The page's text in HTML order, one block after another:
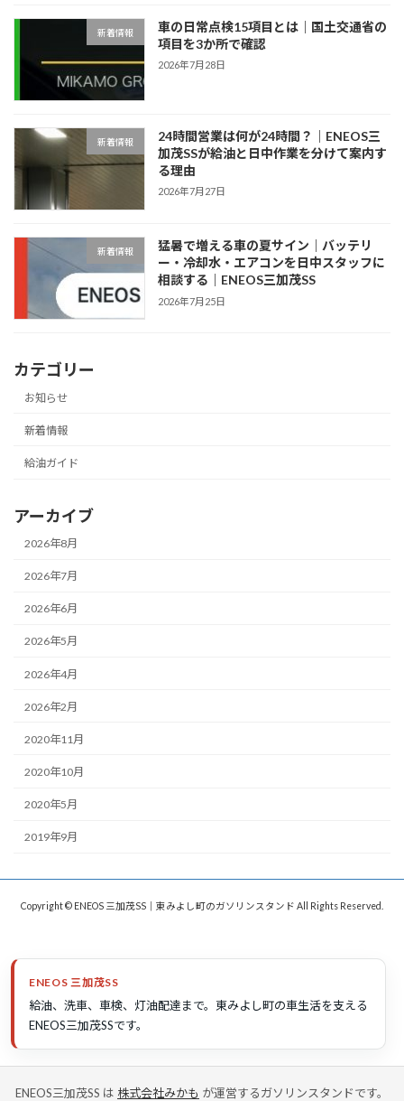
新着情報
車の日常点検15項目とは｜国土交通省の
項目を3か所で確認
2026年7月28日
新着情報
24時間営業は何が24時間？｜ENEOS三
加茂SSが給油と日中作業を分けて案内す
る理由
2026年7月27日
新着情報
猛暑で増える車の夏サイン｜バッテリ
ー・冷却水・エアコンを日中スタッフに
相談する｜ENEOS三加茂SS
2026年7月25日
カテゴリー
お知らせ
新着情報
給油ガイド
アーカイブ
2026年8月
2026年7月
2026年6月
2026年5月
2026年4月
2026年2月
2020年11月
2020年10月
2020年5月
2019年9月
Copyright © ENEOS 三加茂SS｜東みよし町のガソリンスタンド All Rights Reserved.
ENEOS 三加茂SS
給油、洗車、車検、灯油配達まで。東みよし町の車生活を支える
ENEOS三加茂SSです。
ENEOS三加茂SS は 株式会社みかも が運営するガソリンスタンドです。